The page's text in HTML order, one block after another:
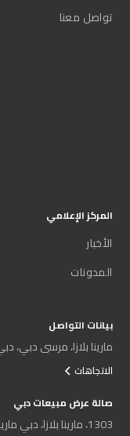
تواصل معنا
المركز الإعلامي
الأخبار
المدونات
بيانات التواصل
مارينا بلازا، مرسى دبي،
الاتجاهات
صالة عرض مبيعات دبي
1303، مارينا بلازا، دبي مارينا، دبي، الإمارات العربية المتحدة